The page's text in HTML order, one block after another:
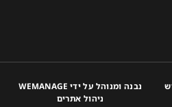
נבנה ומנוהל על ידי WEMANAGE
ניהול אתרים